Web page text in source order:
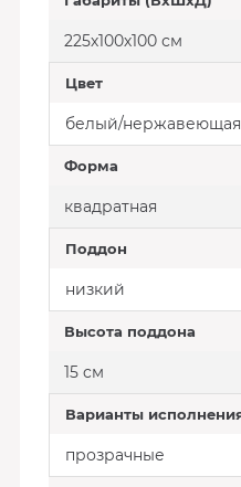
225х100х100 см
Цвет
белый/нержавеющая
Форма
квадратная
Поддон
низкий
Высота поддона
15 cм
Варианты
прозрачные